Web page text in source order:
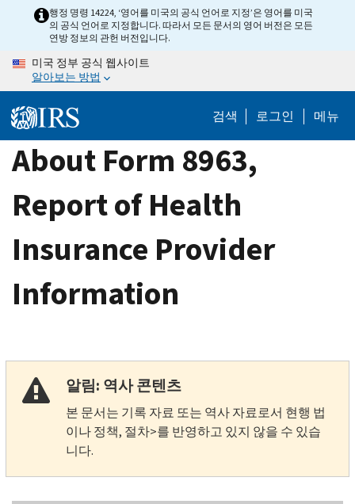
content
행정 명령 14224, ‘영어를 미국의 공식 언어로 지정’은 영어를 미국
의 공식 언어로 지정합니다. 따라서 모든 문서의 영어 버전은 모든
연방 정보의 관헌 버전입니다.
미국 정부 공식 웹사이트
알아보는 방법
검색 로그인 메뉴
About Form 8963,
Report of Health
Insurance Provider
Information
알림: 역사 콘텐츠
본 문서는 기록 자료 또는 역사 자료로서 현행 법
이나 정책, 절차>를 반영하고 있지 않을 수 있습
니다.